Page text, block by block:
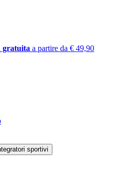
gratuita a partire da € 49,90